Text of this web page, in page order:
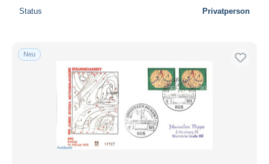
Status Privatperson
Neu